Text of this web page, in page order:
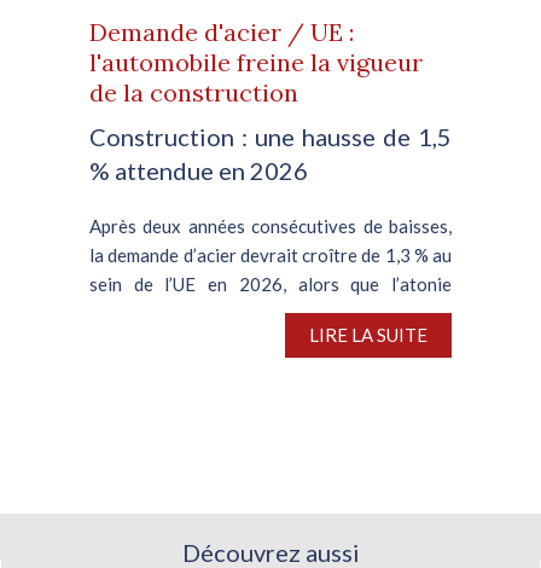
Demande d'acier / UE :
l'automobile freine la vigueur
de la construction
Construction : une hausse de 1,5
% attendue en 2026
Après deux années consécutives de baisses,
la demande d’acier devrait croître de 1,3 % au
sein de l’UE en 2026, alors que l’atonie
persistante de la filière automobile plombe le
segment de la construction, en meilleure...
LIRE LA SUITE
Découvrez aussi